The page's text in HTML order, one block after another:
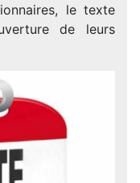
le texte
de leurs